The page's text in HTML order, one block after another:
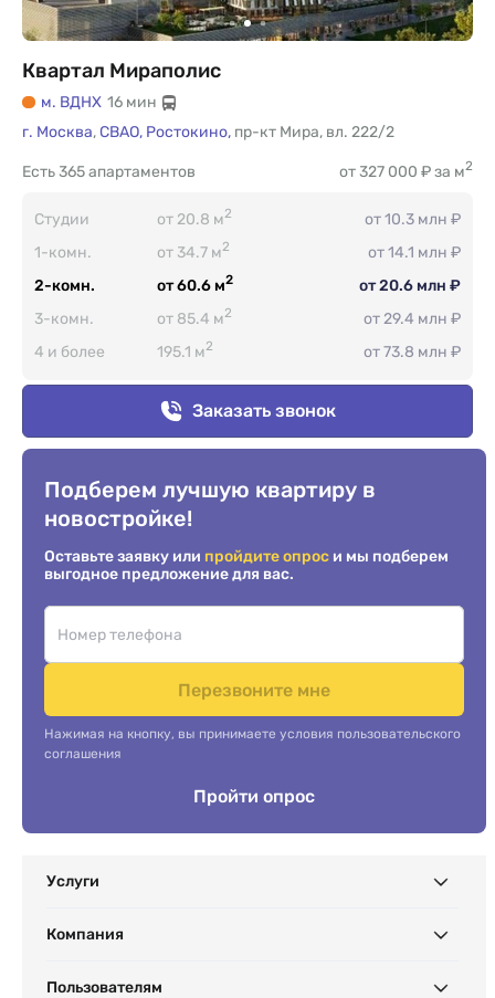
Квартал Мираполис
м. ВДНХ 16 мин
г. Москва,СВАО, Ростокино, пр-кт Мира, вл. 222/2
365 апартаментов
Есть от 327 000 ₽ за м2
Студии от 20.8 м2
от 10.3 млн ₽
1-комн.
от 34.7 м2
от 14.1 млн ₽
2-комн.
от 60.6 м2
от 20.6 млн ₽
3-комн.
от 85.4 м2
от 29.4 млн ₽
4 и более
195.1 м2 от 73.8 млн ₽
Заказать звонок
Подберем лучшую квартиру в
новостройке!
Оставьте заявку или пройдите опрос и мы подберем
выгодное предложение для вас.
Перезвоните мне
Нажимая на кнопку, вы принимаете условия пользовательского
соглашения
Пройти опрос
Услуги
Компания
Пользователям